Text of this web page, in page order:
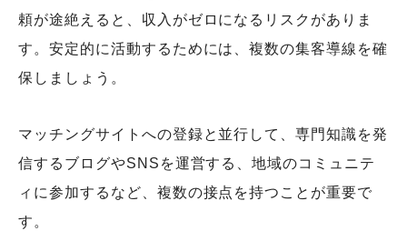
頼が途絶えると、収入がゼロになるリスクがありま
す。安定的に活動するためには、複数の集客導線を確
保しましょう。
マッチングサイトへの登録と並行して、専門知識を発
信するブログやSNSを運営する、地域のコミュニテ
ィに参加するなど、複数の接点を持つことが重要で
す。